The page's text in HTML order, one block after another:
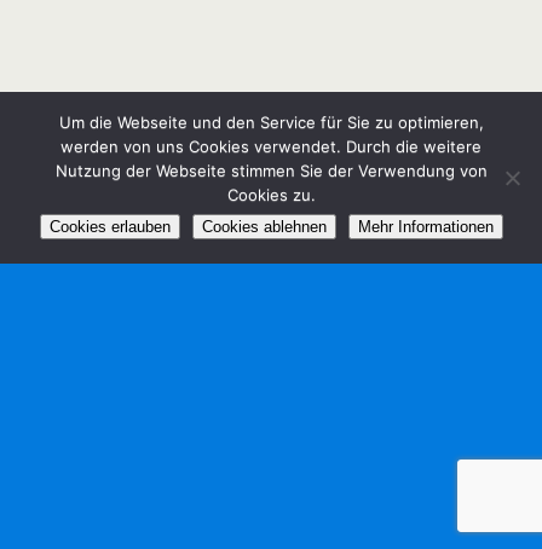
Um die Webseite und den Service für Sie zu optimieren,
werden von uns Cookies verwendet. Durch die weitere
Nutzung der Webseite stimmen Sie der Verwendung von
Cookies zu.
Cookies erlauben Cookies ablehnen Mehr Informationen